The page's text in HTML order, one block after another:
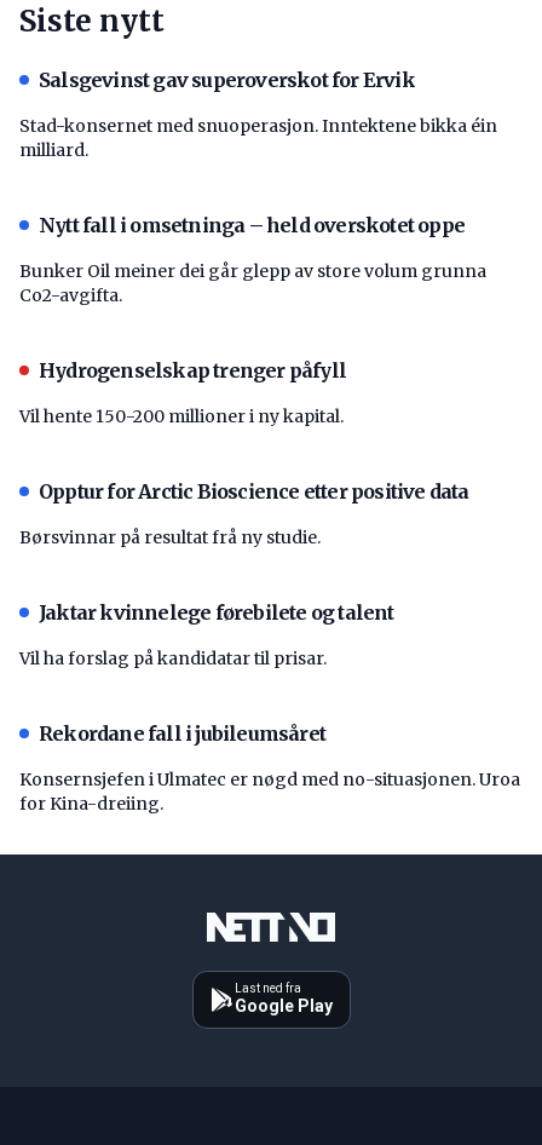
Siste nytt
Salsgevinst gav superoverskot for Ervik
Stad-konsernet med snuoperasjon. Inntektene bikka éin
milliard.
Nytt fall i omsetninga – held overskotet oppe
Bunker Oil meiner dei går glepp av store volum grunna
Co2-avgifta.
Hydrogenselskap trenger påfyll
Vil hente 150-200 millioner i ny kapital.
Opptur for Arctic Bioscience etter positive data
Børsvinnar på resultat frå ny studie.
Jaktar kvinnelege førebilete og talent
Vil ha forslag på kandidatar til prisar.
Rekordane fall i jubileumsåret
Konsernsjefen i Ulmatec er nøgd med no-situasjonen. Uroa
for Kina-dreiing.
Last ned fra
Google Play